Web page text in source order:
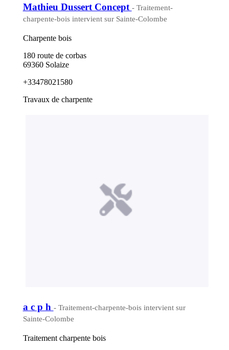
Mathieu Dussert Concept - Traitement-
charpente-bois intervient sur Sainte-Colombe
Charpente bois
180 route de corbas
69360 Solaize
+33478021580
Travaux de charpente
a c p h - Traitement-charpente-bois intervient sur
Sainte-Colombe
Traitement charpente bois